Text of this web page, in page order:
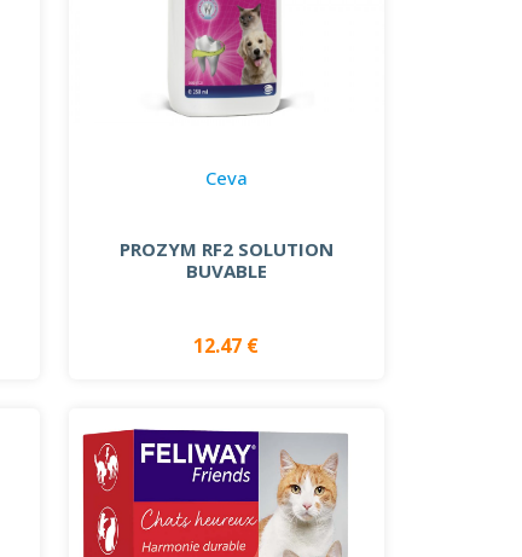
Ceva
PROZYM RF2 SOLUTION
BUVABLE
12.47 €